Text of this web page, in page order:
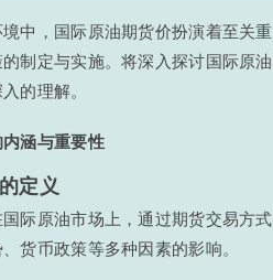
中，国际原油期货价扮演着至关
制定与实施。将深入探讨国际原
的理解。
涵与重要性
定义
际原油市场上，通过期货交易方
货币政策等多种因素的影响。